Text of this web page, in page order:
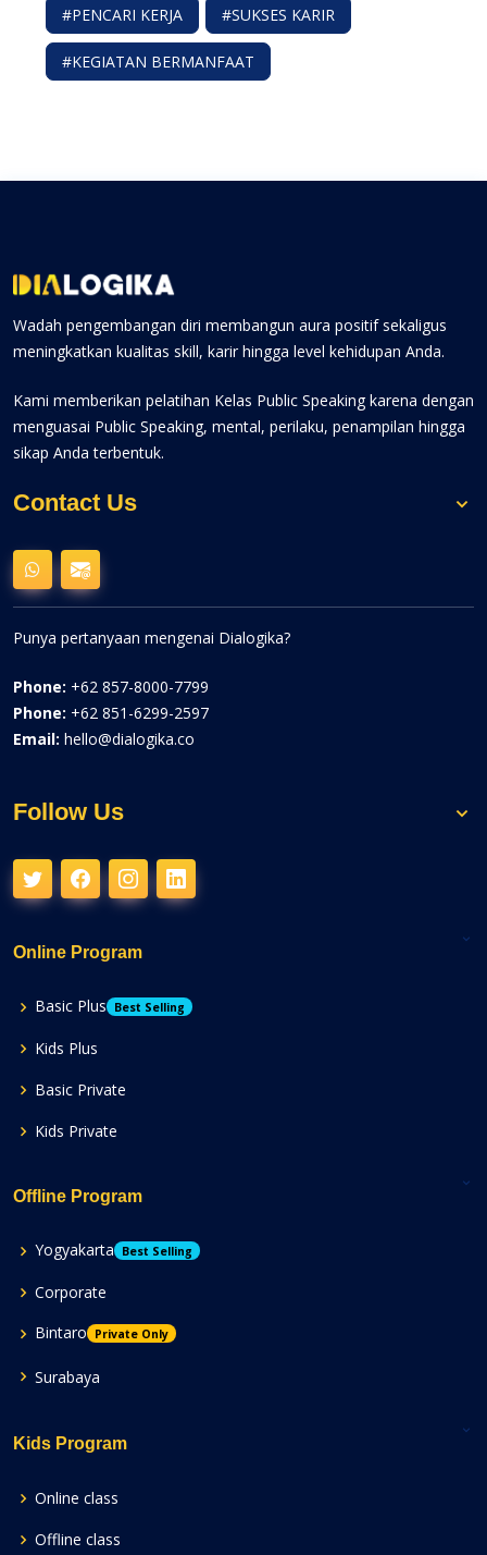
#PENCARI KERJA #SUKSES KARIR
#KEGIATAN BERMANFAAT
Wadah pengembangan diri membangun aura positif sekaligus
meningkatkan kualitas skill, karir hingga level kehidupan Anda.
Kami memberikan pelatihan Kelas Public Speaking karena dengan
menguasai Public Speaking, mental, perilaku, penampilan hingga
sikap Anda terbentuk.
Contact Us
Punya pertanyaan mengenai Dialogika?
Phone: +62 857-8000-7799
Phone: +62 851-6299-2597
Email: hello@dialogika.co
Follow Us
Online Program
Basic Plus Best Selling
Kids Plus
Basic Private
Kids Private
Offline Program
Yogyakarta Best Selling
Corporate
Bintaro
Private Only
Surabaya
Kids Program
Online class
Offline class